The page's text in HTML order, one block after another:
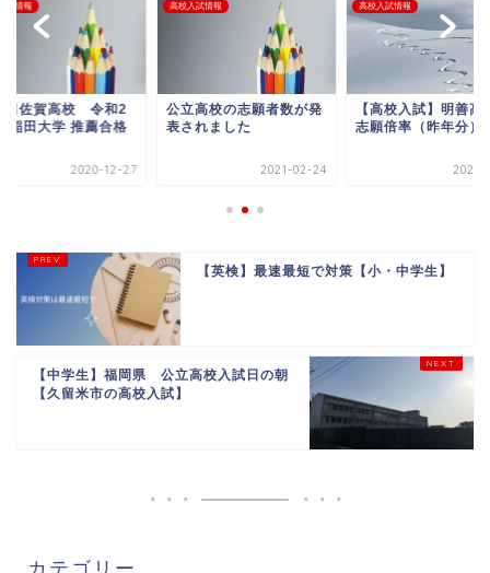
試情報
田佐賀高校 令和2
稲田大学 推薦合格
2020-12-27
高校入試情報
公立高校の志願者数が発
表されました
2021-02-24
高校入試情報
【高校入試】明善高
志願倍率（昨年分）
2020-
【英検】最速最短で対策【小・中学生】
【中学生】福岡県 公立高校入試日の朝
【久留米市の高校入試】
カテゴリー